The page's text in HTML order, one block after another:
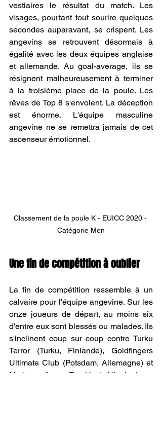
vestiaires le résultat du match. Les
visages, pourtant tout sourire quelques
secondes auparavant, se crispent. Les
angevins se retrouvent désormais à
égalité avec les deux équipes anglaise
et allemande. Au goal-average, ils se
résignent malheureusement à terminer
à la troisième place de la poule. Les
rêves de Top 8 s'envolent. La déception
est énorme. L'équipe masculine
angevine ne se remettra jamais de cet
ascenseur émotionnel.
Classement de la poule K - EUICC 2020 -
Catégorie Men
Une fin de compétition à oublier
La fin de compétition ressemble à un
calvaire pour l'équipe angevine. Sur les
onze joueurs de départ, au moins six
d'entre eux sont blessés ou malades. Ils
s'inclinent coup sur coup contre Turku
Terror (Turku, Finlande), Goldfingers
Ultimate Club (Potsdam, Allemagne) et
Madcaps (Ivano-Frankivsk, Ukraine).